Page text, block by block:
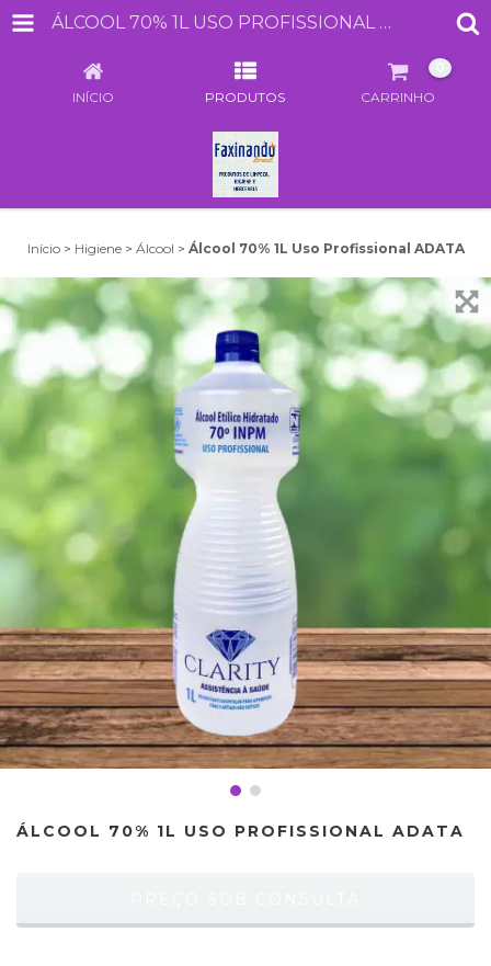
ÁLCOOL 70% 1L USO PROFISSIONAL ADATA
INÍCIO PRODUTOS CARRINHO
Início > Higiene > Álcool > Álcool 70% 1L Uso Profissional ADATA
ÁLCOOL 70% 1L USO PROFISSIONAL ADATA